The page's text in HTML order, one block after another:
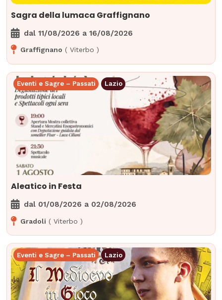
Sagra della lumaca Graffignano
dal11/08/2026 a 16/08/2026
Graffignano (Viterbo )
Eventi e Sagre – Passati Lazio
Aleatico in Festa
dal 01/08/2026 a 02/08/2026
Gradoli (Viterbo )
Eventi e Sagre – Passati Lazio